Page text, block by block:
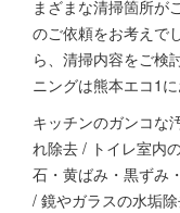
まざまな清掃箇所が
のご依頼をお考えで
ら、清掃内容をご検
ニングは熊本エコ1
キッチンのガンコな
れ除去 / トイレ室内
石・黄ばみ・黒ずみ
/ 鏡やガラスの水垢